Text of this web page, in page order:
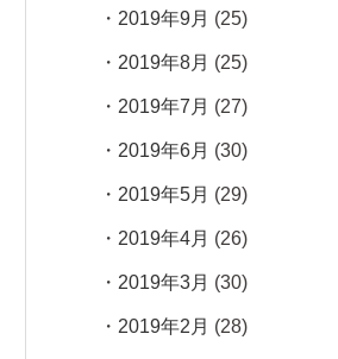
2019年9月 (25)
2019年8月 (25)
2019年7月 (27)
2019年6月 (30)
2019年5月 (29)
2019年4月 (26)
2019年3月 (30)
2019年2月 (28)